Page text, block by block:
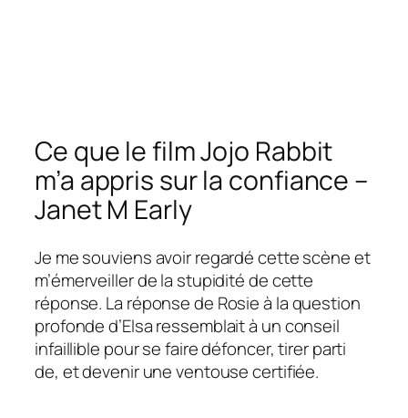
Ce que le film Jojo Rabbit
m’a appris sur la confiance –
Janet M Early
Je me souviens avoir regardé cette scène et
m’émerveiller de la stupidité de cette
réponse. La réponse de Rosie à la question
profonde d’Elsa ressemblait à un conseil
infaillible pour se faire défoncer, tirer parti
de, et devenir une ventouse certifiée.